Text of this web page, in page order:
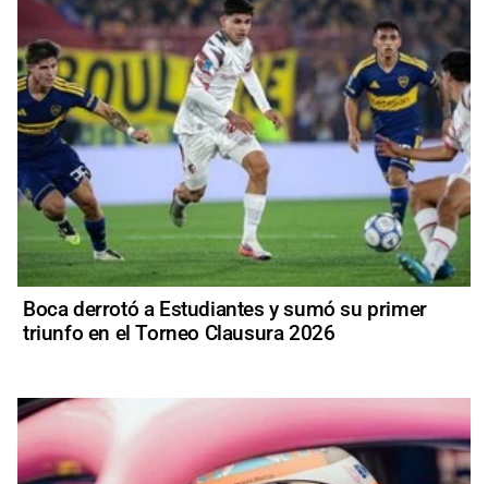
Boca derrotó a Estudiantes y sumó su primer
triunfo en el Torneo Clausura 2026